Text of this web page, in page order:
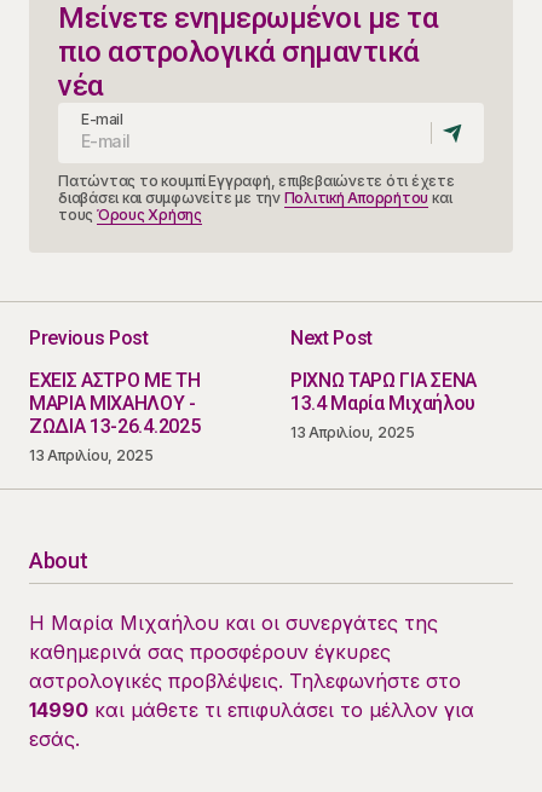
Μείνετε ενημερωμένοι με τα
πιο αστρολογικά σημαντικά
νέα
E-mail
Πατώντας το κουμπί Εγγραφή, επιβεβαιώνετε ότι έχετε
διαβάσει και συμφωνείτε με την Πολιτική Απορρήτου και
τους Όρους Χρήσης
Previous Post
ΕΧΕΙΣ ΑΣΤΡΟ ΜΕ ΤΗ
ΜΑΡΙΑ ΜΙΧΑΗΛΟΥ -
ΖΩΔΙΑ 13-26.4.2025
13 Απριλίου, 2025
Next Post
ΡΙΧΝΩ ΤΑΡΩ ΓΙΑ ΣΕΝΑ
13.4 Μαρία Μιχαήλου
13 Απριλίου, 2025
About
Η Μαρία Μιχαήλου και οι συνεργάτες της
καθημερινά σας προσφέρουν έγκυρες
αστρολογικές προβλέψεις. Τηλεφωνήστε στο
14990 και μάθετε τι επιφυλάσει το μέλλον για
εσάς.